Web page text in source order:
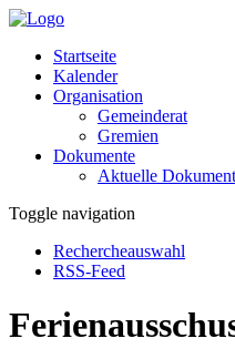
Startseite
Kalender
Organisation
Gemeinderat
Gremien
Dokumente
Aktuelle
Toggle navigation
Rechercheauswahl
RSS-Feed